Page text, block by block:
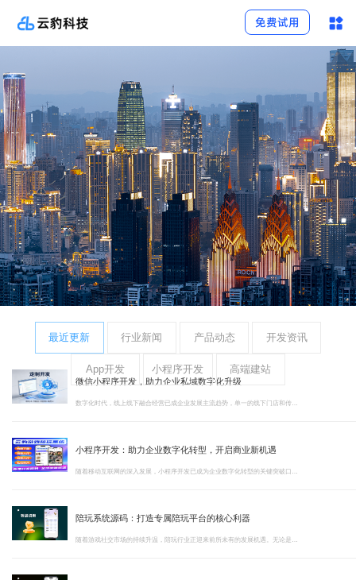
免费试用
最近更新 行业新闻 产品动态 开发资讯
App开发 小程序开发 高端建站
微信小程序开发，助力企业私域数字化升级
小程序开发：助力企业数字化转型，开启商业新机遇
陪玩系统源码：打造专属陪玩平台的核心利器